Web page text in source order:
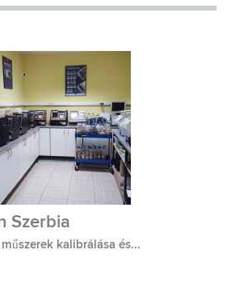
Szerbia
kalibrálása és...